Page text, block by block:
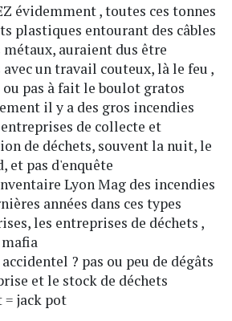
évidemment , toutes ces tonnes
plastiques entourant des câbles
métaux, auraient dus être
un travail couteux, là le feu ,
pas à fait le boulot gratos
il y a des gros incendies
entreprises de collecte et
de déchets, souvent la nuit, le
et pas d'enquête
Lyon Mag des incendies
années dans ces types
les entreprises de déchets ,
mafia
? pas ou peu de dégâts
et le stock de déchets
jack pot